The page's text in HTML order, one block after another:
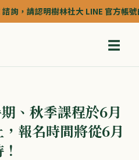
詢，請認明樹林社大 LINE 官方帳
☰
、秋季課程於6月
報名時間將從6月